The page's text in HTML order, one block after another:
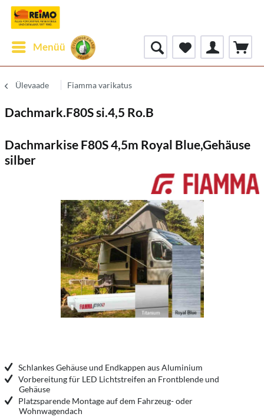
Menüü
Ülevaade Fiamma varikatus
Dachmark.F80S si.4,5 Ro.B
Dachmarkise F80S 4,5m Royal Blue,Gehäuse
silber
Schlankes Gehäuse und Endkappen aus Aluminium
Vorbereitung für LED Lichtstreifen an Frontblende und
Gehäuse
Platzsparende Montage auf dem Fahrzeug- oder
Wohnwagendach